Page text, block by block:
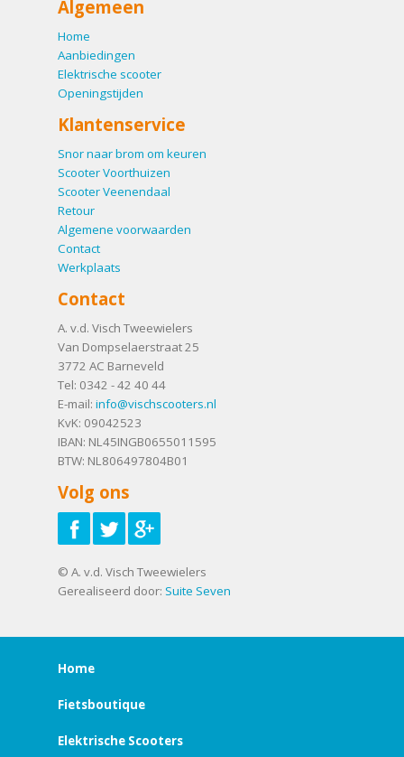
Algemeen
Home
Aanbiedingen
Elektrische scooter
Openingstijden
Klantenservice
Snor naar brom om keuren
Scooter Voorthuizen
Scooter Veenendaal
Retour
Algemene voorwaarden
Contact
Werkplaats
Contact
A. v.d. Visch Tweewielers
Van Dompselaerstraat 25
3772 AC Barneveld
Tel: 0342 - 42 40 44
E-mail: info@vischscooters.nl
KvK: 09042523
IBAN: NL45INGB0655011595
BTW: NL806497804B01
Volg ons
© A. v.d. Visch Tweewielers
Gerealiseerd door: Suite Seven
Home
Fietsboutique
Elektrische Scooters